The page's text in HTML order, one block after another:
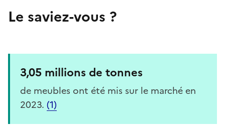
Le saviez-vous ?
3,05 millions de tonnes
de meubles ont été mis sur le marché en
2023. (1)